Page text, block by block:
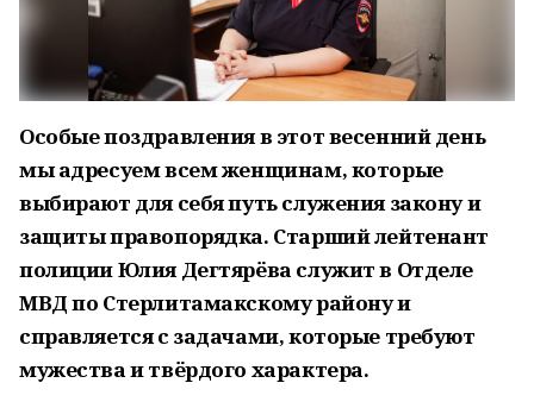
Особые поздравления в этот весенний день
мы адресуем всем женщинам, которые
выбирают для себя путь служения закону и
защиты правопорядка. Старший лейтенант
полиции Юлия Дегтярёва служит в Отделе
МВД по Стерлитамакскому району и
справляется с задачами, которые требуют
мужества и твёрдого характера.